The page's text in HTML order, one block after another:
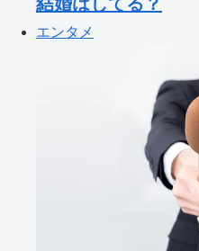
結婚はしてる？
エンタメ